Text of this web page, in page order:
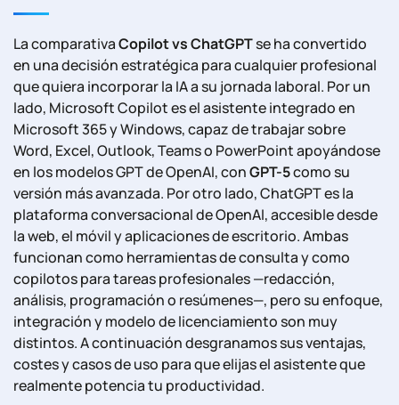
La comparativaCopilot vs ChatGPTse ha convertido
en una decisión estratégica para cualquier profesional
que quiera incorporar la IA a su jornada laboral. Por un
lado, Microsoft Copilot es el asistente integrado en
Microsoft 365 y Windows, capaz de trabajar sobre
Word, Excel, Outlook, Teams o PowerPoint apoyándose
en los modelos GPT de OpenAI, conGPT-5como su
versión más avanzada. Por otro lado, ChatGPT es la
plataforma conversacional de OpenAI, accesible desde
la web, el móvil y aplicaciones de escritorio. Ambas
funcionan como herramientas de consulta y como
copilotos para tareas profesionales —redacción,
análisis, programación o resúmenes—, pero su enfoque,
integración y modelo de licenciamiento son muy
distintos. A continuación desgranamos sus ventajas,
costes y casos de uso para que elijas el asistente que
realmente potencia tu productividad.